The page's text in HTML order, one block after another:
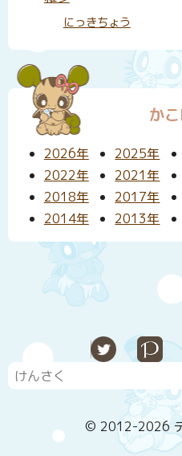
にっきちょう
か
2026年 2025年
2022年
2021年
2018年
2017年
2014年
2013年
X
© 2012-2026